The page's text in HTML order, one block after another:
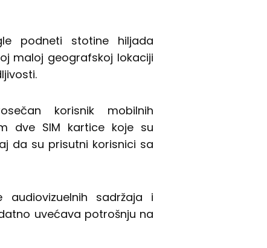
podneti stotine hiljada
maloj geografskoj lokaciji
korisnik mobilnih
dve SIM kartice koje su
da su prisutni korisnici sa
audiovizuelnih sadržaja i
uvećava potrošnju na